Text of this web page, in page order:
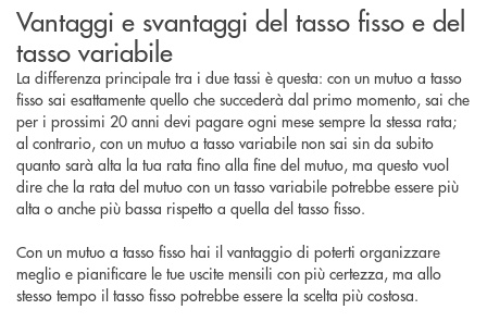
Vantaggi e svantaggi del tasso fisso e del
tasso variabile
La differenza principale tra i due tassi è questa: con un mutuo a tasso
fisso sai esattamente quello che succederà dal primo momento, sai che
per i prossimi 20 anni devi pagare ogni mese sempre la stessa rata;
al contrario, con un mutuo a tasso variabile non sai sin da subito
quanto sarà alta la tua rata fino alla fine del mutuo, ma questo vuol
dire che la rata del mutuo con un tasso variabile potrebbe essere più
alta o anche più bassa rispetto a quella del tasso fisso.
Con un mutuo a tasso fisso hai il vantaggio di poterti organizzare
meglio e pianificare le tue uscite mensili con più certezza, ma allo
stesso tempo il tasso fisso potrebbe essere la scelta più costosa.